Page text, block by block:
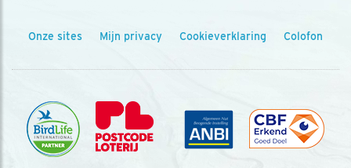
Onze sites Mijn privacy Cookieverklaring Colofon